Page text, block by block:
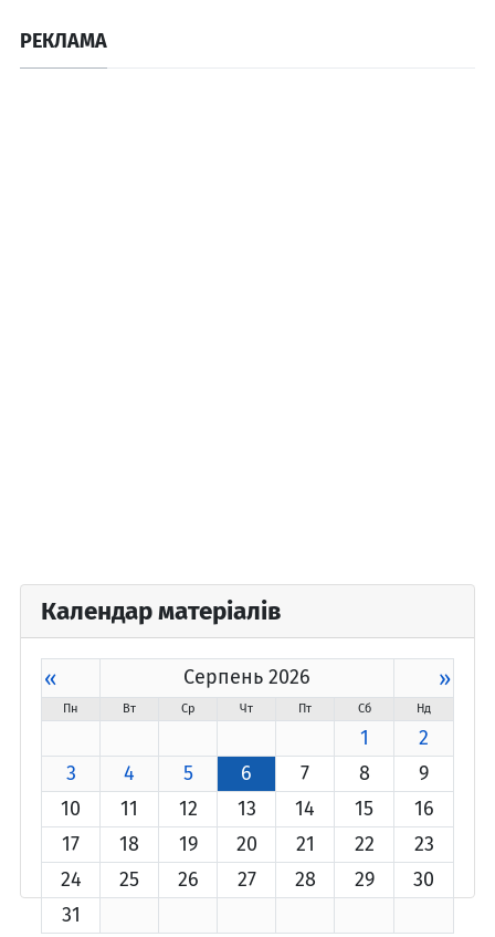
РЕКЛАМА
Календар матеріалів
« Серпень 2026 »
Пн Вт Ср Чт Пт Сб Нд
1
2
3
4 5 6 7 8
9
10
11 12 13 14 15
16
17
18 19 20 21 22
23
24
25 26 27 28 29
30
31